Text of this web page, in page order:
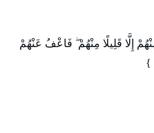
إِلَّا قَلِيلًا مِنْهُمْ ۖ فَاعْفُ عَنْهُمْ
}